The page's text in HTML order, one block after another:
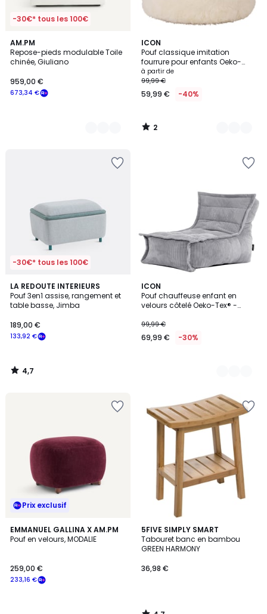
-30€* tous les 100€
AM.PM
Repose-pieds modulable Toile
chinée, Giuliano
673,34 €
959,00 €
7
Couleurs
ICON
Pouf classique imitation
fourrure pour enfants Oeko-
Tex®
à partir de
99,99 €
59,99 € -40%
2
/
5
6
Couleurs
2
/
-30€* tous les 100€
LA REDOUTE INTERIEURS
Pouf 3en1 assise, rangement et
table basse, Jimba
133,92 €
189,00 €
4,7
/ 5
4,7
/
ICON
Pouf chauffeuse enfant en
velours côtelé Oeko-Tex® -
99,99 €
69,99 € -30%
2
Couleurs
Prix exclusif
EMMANUEL GALLINA X AM.PM
Pouf en velours, MODALIE
233,16 €
259,00 €
5FIVE SIMPLY SMART
Tabouret banc en bambou
GREEN HARMONY
36,98 €
4,7
/ 5